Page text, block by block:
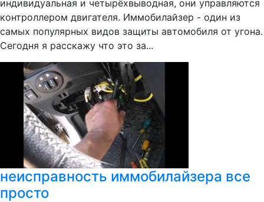
индивидуальная и четырёхвыводная, они управляются
контроллером двигателя. Иммобилайзер - один из
самых популярных видов защиты автомобиля от угона.
Сегодня я расскажу что это за...
неисправность иммобилайзера все
просто